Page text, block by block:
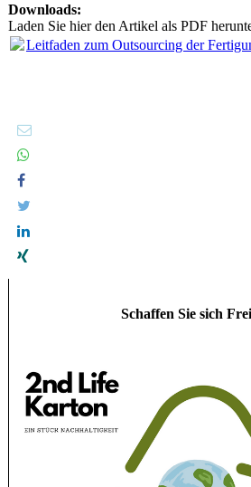
Downloads:
Laden Sie hier den Artikel als PDF
Leitfaden zum Outsourcing der
Schaffen Sie sich